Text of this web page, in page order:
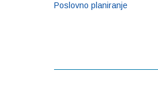
Poslovno planiranje